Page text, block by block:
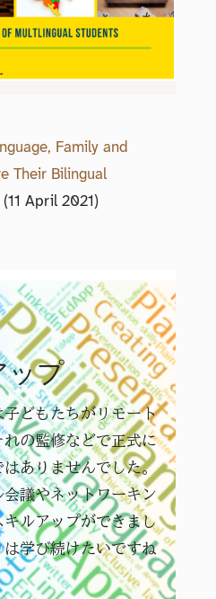
Family and
Their Bilingual
April 2021)
プ
どもたちがリモート
の監修などで正式に
ありませんでした。
議やネットワーキン
ルアップができまし
学び続けたいですね